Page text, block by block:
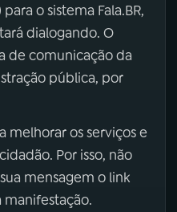
o sistema Fala.BR,
dialogando. O
de comunicação da
pública, por
melhorar os serviços e
Por isso, não
mensagem o link